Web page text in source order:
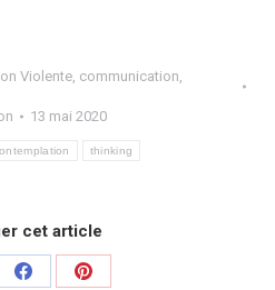
Violente, communication,
13 mai 2020
thinking
cet article